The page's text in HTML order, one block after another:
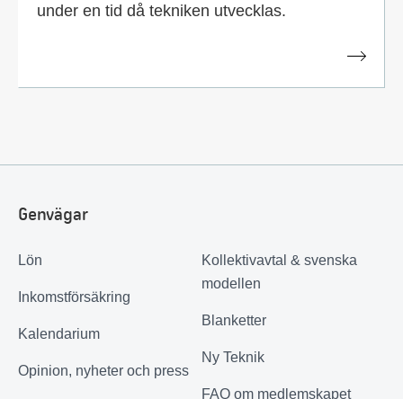
under en tid då tekniken utvecklas.
Genvägar
Lön
Inkomstförsäkring
Kalendarium
Opinion, nyheter och press
Kollektivavtal & svenska
modellen
Blanketter
Ny Teknik
FAQ om medlemskapet